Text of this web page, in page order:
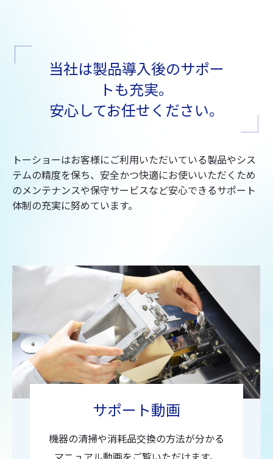
当社は製品導入後のサポー
トも充実。
安心してお任せください。
トーショーはお客様にご利用いただいている製品やシス
テムの精度を保ち、 安全かつ快適にお使いいただくため
のメンテナンスや保守サービスなど安心できるサポート
体制の充実に努めています。
サポート動画
機器の清掃や消耗品交換の方法が分かる